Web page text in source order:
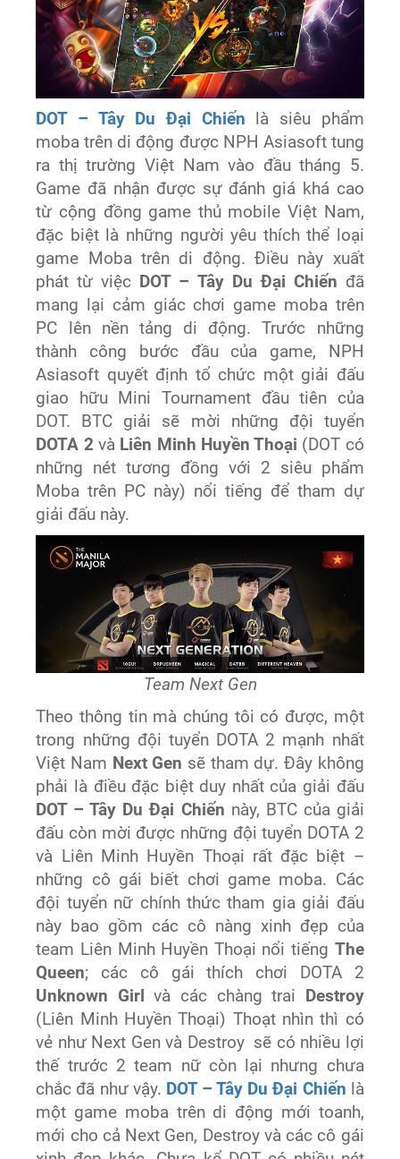
DOT – Tây Du Đại Chiến là siêu phẩm
moba trên di động được NPH Asiasoft tung
ra thị trường Việt Nam vào đầu tháng 5.
Game đã nhận được sự đánh giá khá cao
từ cộng đồng game thủ mobile Việt Nam,
đặc biệt là những người yêu thích thể loại
game Moba trên di động. Điều này xuất
phát từ việc DOT – Tây Du Đại Chiến đã
mang lại cảm giác chơi game moba trên
PC lên nền tảng di động. Trước những
thành công bước đầu của game, NPH
Asiasoft quyết định tổ chức một giải đấu
giao hữu Mini Tournament đầu tiên của
DOT. BTC giải sẽ mời những đội tuyển
DOTA 2và Liên Minh Huyền Thoại (DOT có
những nét tương đồng với 2 siêu phẩm
Moba trên PC này) nổi tiếng để tham dự
giải đấu này.
Team Next Gen
Theo thông tin mà chúng tôi có được, một
trong những đội tuyển DOTA 2 mạnh nhất
Việt Nam Next Gen sẽ tham dự. Đây không
phải là điều đặc biệt duy nhất của giải đấu
DOT – Tây Du Đại Chiến này, BTC của giải
đấu còn mời được những đội tuyển DOTA 2
và Liên Minh Huyền Thoại rất đặc biệt –
những cô gái biết chơi game moba. Các
đội tuyển nữ chính thức tham gia giải đấu
này bao gồm các cô nàng xinh đẹp của
team Liên Minh Huyền Thoại nổi tiếng The
Queen; các cô gái thích chơi DOTA 2
Unknown Girl
và các chàng trai
Destroy
(Liên Minh Huyền Thoại) Thoạt nhìn thì có
vẻ như Next Gen và Destroy sẽ có nhiều lợi
thế trước 2 team nữ còn lại nhưng chưa
chắc đã như vậy. DOT – Tây Du Đại Chiến là
một game moba trên di động mới toanh,
mới cho cả Next Gen, Destroy và các cô gái